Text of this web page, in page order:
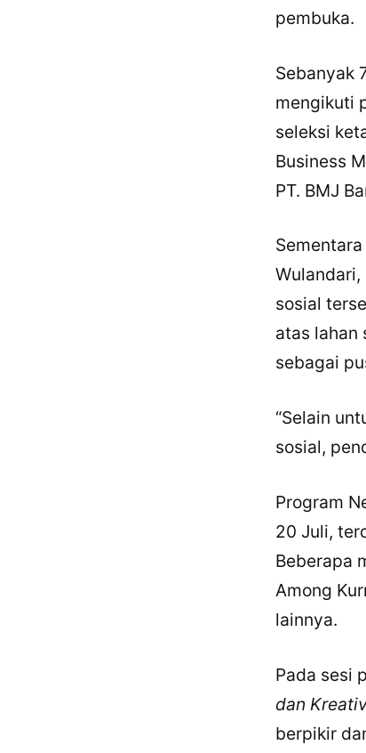
pembuka.
Sebanyak
mengikuti
seleksi
Business
PT. BMJ
sosial
atas lahan
sebagai
“Selain
sosial,
Program
20 Juli,
Beberapa
Among
lainnya.
Pada sesi
dan
berpikir